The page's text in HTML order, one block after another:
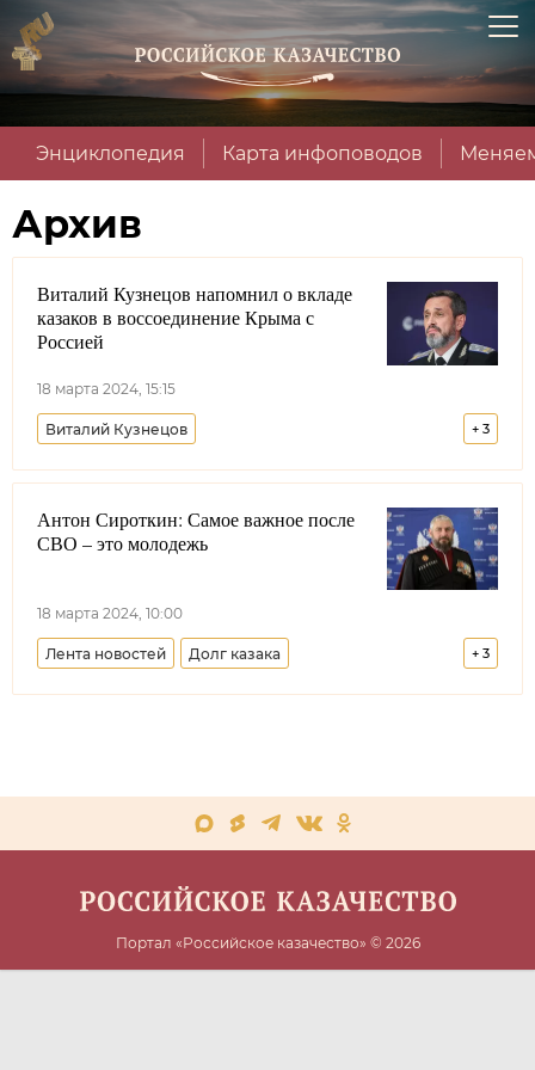
Энциклопедия Карта инфоповодов
Архив
Виталий Кузнецов напомнил о вкладе
казаков в воссоединение Крыма с
Россией
18 марта 2024, 15:15
+ 3
Виталий Кузнецов
Всероссийское казачье общество
Республика Крым Лента новостей
Антон Сироткин: Самое важное после
СВО – это молодежь
18 марта 2024, 10:00
+ 3
Лента новостей Долг казака
Черноморское казачье войско Москва
Портал «Российское казачество» © 2026